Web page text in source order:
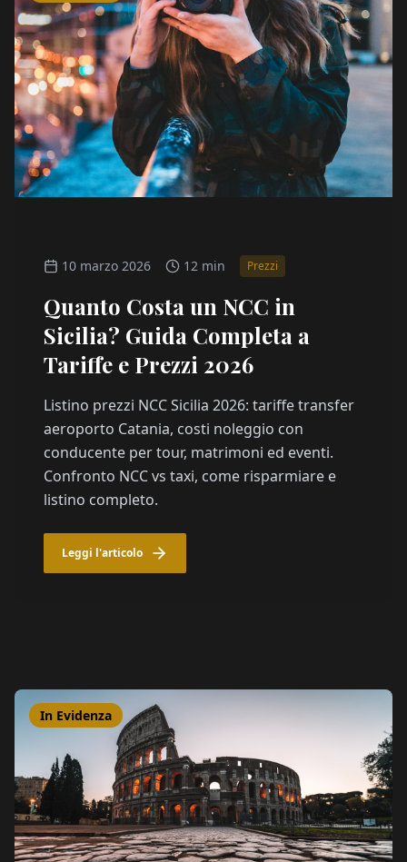
10 marzo 2026 12 min Prezzi
Quanto Costa un NCC in
Sicilia? Guida Completa a
Tariffe e Prezzi 2026
Listino prezzi NCC Sicilia 2026: tariffe transfer
aeroporto Catania, costi noleggio con
conducente per tour, matrimoni ed eventi.
Confronto NCC vs taxi, come risparmiare e
listino completo.
Leggi l'articolo
In Evidenza